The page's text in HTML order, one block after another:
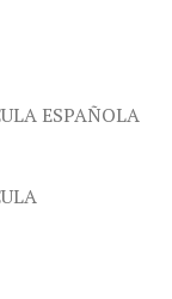
ESPAÑOLA